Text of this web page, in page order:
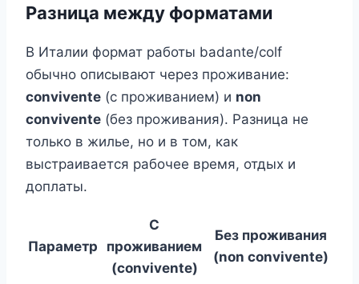
Разница между форматами
В Италии формат работы badante/colf
обычно описывают через проживание:
convivente (с проживанием) и non
convivente (без проживания). Разница не
только в жилье, но и в том, как
выстраивается рабочее время, отдых и
доплаты.
Параметр
С
проживанием
(convivente)
Без проживания
(non convivente)